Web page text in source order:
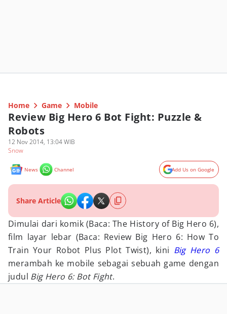
Home Game Mobile
Review Big Hero 6 Bot Fight: Puzzle &
Robots
12 Nov 2014, 13:04 WIB
Snow
News Channel Add Us on Google
Share Article
Dimulai dari komik (Baca: The History of Big Hero 6),
film layar lebar (Baca: Review Big Hero 6: How To
Train Your Robot Plus Plot Twist), kini Big Hero 6
merambah ke mobile sebagai sebuah game dengan
judul Big Hero 6: Bot Fight.